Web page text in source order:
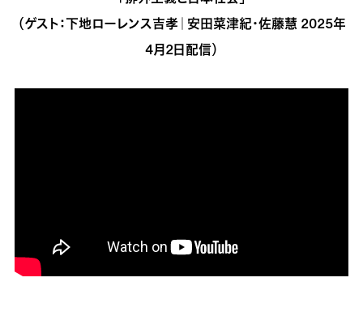
（ゲスト：下地ローレンス吉孝｜安田菜津紀・佐藤慧 2025年
4月2日配信）